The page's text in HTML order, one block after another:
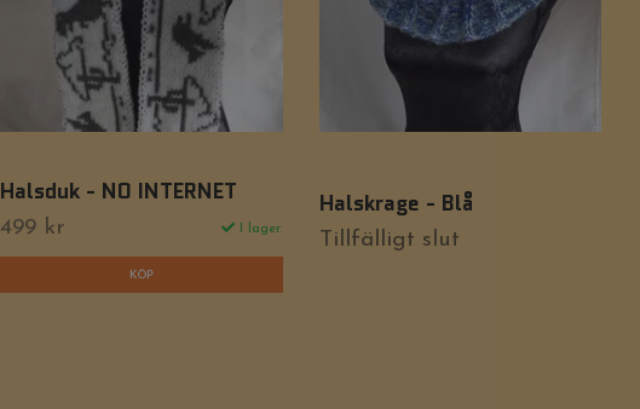
Halsduk - NO INTERNET
499 kr I lager.
Halskrage - Blå
Tillfälligt slut